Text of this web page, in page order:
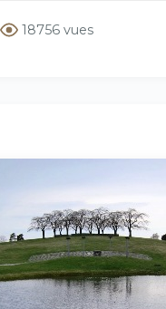
18756 vues